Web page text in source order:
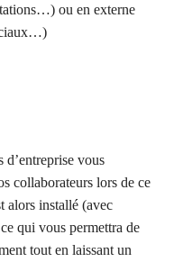
ou en externe
d’entreprise vous
collaborateurs lors de ce
alors installé (avec
qui vous permettra de
tout en laissant un